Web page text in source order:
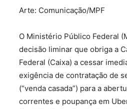
Arte: Comunicação/MPF
O Ministério Público Federal
decisão liminar que obriga a
Federal (Caixa) a cessar
exigência de contratação de
(“venda casada”) para a
correntes e poupança em